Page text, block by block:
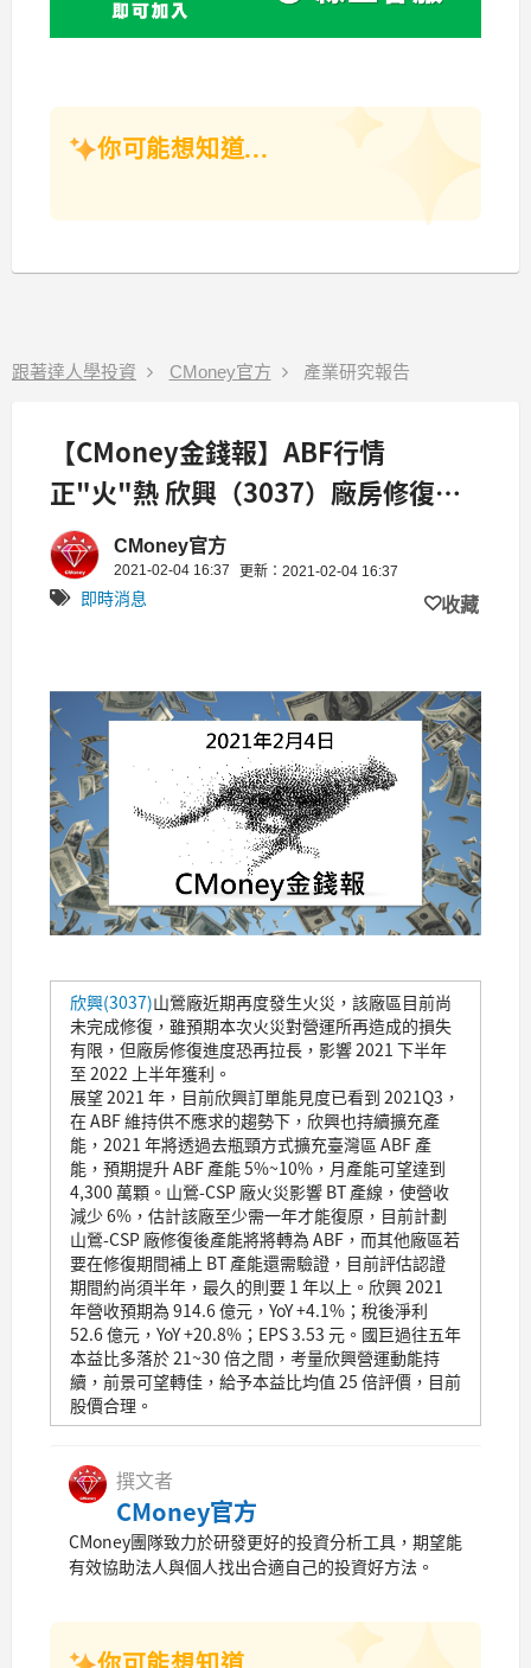
你可能想知道...
跟著達人學投資 CMoney官方 產業研究報告
【CMoney金錢報】ABF行情
正"火"熱 欣興（3037）廠房修復期
間雖將拉長，但2021 EPS仍可望持續
成長
CMoney官方
2021-02-04 16:37 更新：2021-02-04 16:37
即時消息 收藏
欣興(3037)山鶯廠近期再度發生火災，該廠區目前尚
未完成修復，雖預期本次火災對營運所再造成的損失
有限，但廠房修復進度恐再拉長，影響 2021 下半年
至 2022 上半年獲利。
展望 2021 年，目前欣興訂單能見度已看到 2021Q3，
在 ABF 維持供不應求的趨勢下，欣興也持續擴充產
能，2021 年將透過去瓶頸方式擴充臺灣區 ABF 產
能，預期提升 ABF 產能 5%~10%，月產能可望達到
4,300 萬顆。山鶯-CSP 廠火災影響 BT 產線，使營收
減少 6%，估計該廠至少需一年才能復原，目前計劃
山鶯-CSP 廠修復後產能將將轉為 ABF，而其他廠區若
要在修復期間補上 BT 產能還需驗證，目前評估認證
期間約尚須半年，最久的則要 1 年以上。欣興 2021
年營收預期為 914.6 億元，YoY +4.1%；稅後淨利
52.6 億元，YoY +20.8%；EPS 3.53 元。國巨過往五年
本益比多落於 21~30 倍之間，考量欣興營運動能持
續，前景可望轉佳，給予本益比均值 25 倍評價，目前
股價合理。
撰文者
CMoney官方
CMoney團隊致力於研發更好的投資分析工具，期望能
有效協助法人與個人找出合適自己的投資好方法。